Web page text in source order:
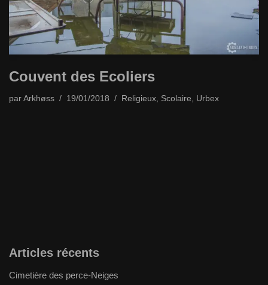
Couvent des Ecoliers
par Arkhøss 19/01/2018 Religieux Scolaire Urbex
Articles récents
Cimetière des perce-Neiges